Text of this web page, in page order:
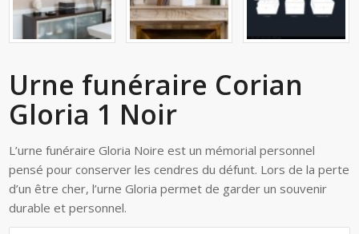
Urne funéraire Corian
Gloria 1 Noir
L’urne funéraire Gloria Noire est un mémorial personnel
pensé pour conserver les cendres du défunt. Lors de la perte
d’un être cher, l’urne Gloria permet de garder un souvenir
durable et personnel.